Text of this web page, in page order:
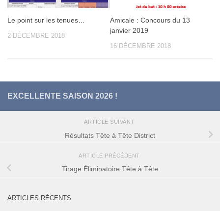
Le point sur les tenues…
2 DÉCEMBRE 2018
Amicale : Concours du 13
janvier 2019
16 DÉCEMBRE 2018
EXCELLENTE SAISON 2026 !
ARTICLE SUIVANT
Résultats Tête à Tête District
ARTICLE PRÉCÉDENT
Tirage Éliminatoire Tête à Tête
ARTICLES RÉCENTS